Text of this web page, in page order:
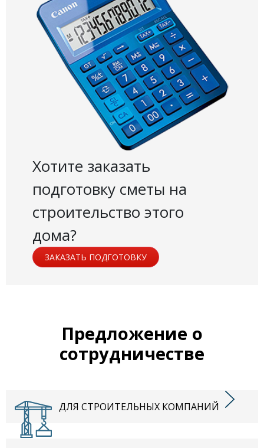
Хотите заказать
подготовку сметы на
строительство этого
дома?
ЗАКАЗАТЬ ПОДГОТОВКУ
Предложение о
сотрудничестве
ДЛЯ СТРОИТЕЛЬНЫХ КОМПАНИЙ